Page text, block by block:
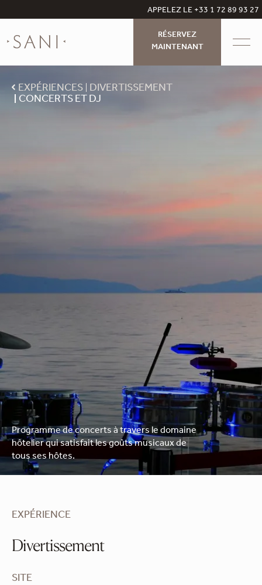
APPELEZ LE +33 1 72 89 93 27
RÉSERVEZ
MAINTENANT
Programme de concerts à travers le domaine
hôtelier qui satisfait les goûts musicaux de
tous ses hôtes.
EXPÉRIENCES
DIVERTISSEMENT
CONCERTS ET DJ
EXPÉRIENCE
Divertissement
SITE